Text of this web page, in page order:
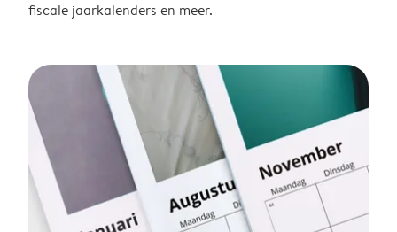
fiscale jaarkalenders en meer.